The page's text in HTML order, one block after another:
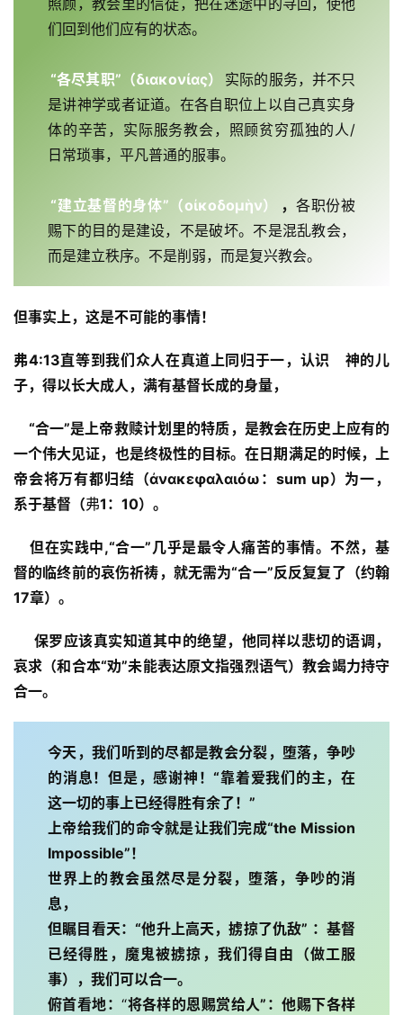
应
关
于
登录
照顾，教会里的信徒，把在迷途中的寻回，使他
们回到他们应有的状态。
“各尽其职”（διακονίας）
实际的服务，并不只
是讲神学或者证道。在各自职位上以自己真实身
体的辛苦，实际服务教会，照顾贫穷孤独的人/
日常琐事，平凡普通的服事。
“建立基督的身体”（οἰκοδομὴν） ，各职份被
赐下的目的是建设，不是破坏。不是混乱教会，
而是建立秩序。不是削弱，而是复兴教会。
但事实上，这是不可能的事情！
弗4:13直等到我们众人在真道上同归于一，认识　神的儿
子，得以长大成人，满有基督长成的身量，
“合一”是上帝救赎计划里的特质，是教会在历史上应有的
一个伟大见证，也是终极性的目标。在日期满足的时候，上
帝会将万有都归结（ἀνακεφαλαιόω ： sum up）为一 ，
系于基督（弗1 ： 10）。
但在实践中,“合一”几乎是最令人痛苦的事情。不然，基
督的临终前的哀伤祈祷，就无需为“合一”反反复复了（约翰
17章）。
保罗应该真实知道其中的绝望， 他同样以悲切的语调，
哀求（和合本“劝”未能表达原文指强烈语气）教会竭力持守
合一。
今天，我们听到的尽都是教会分裂，堕落，争吵
的消息！但是，感谢神！“靠着爱我们的主，在
这一切的事上已经得胜有余了！”
上帝给我们的命令就是让我们完成“the Mission
Impossible”！
世界上的教会虽然尽是分裂，堕落，争吵的消
息，
但瞩目看天：“他升上高天，掳掠了仇敌” ：基督
已经得胜，魔鬼被掳掠，我们得自由（做工服
事），我们可以合一。
俯首看地：“将各样的恩赐赏给人”：他赐下各样